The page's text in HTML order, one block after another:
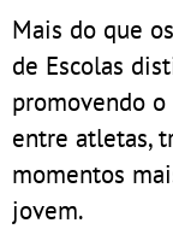
Mais do que
de Escolas
promovendo
entre atletas,
momentos
jovem.